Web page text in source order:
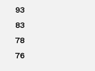
93
83
78
76